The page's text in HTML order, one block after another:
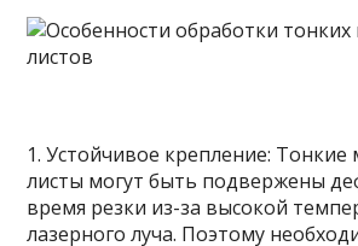
1. Устойчивое крепление: Тонкие
листы могут быть подвержены
время резки из-за высокой
лазерного луча. Поэтому